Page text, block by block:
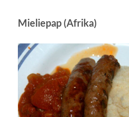
Mieliepap (Afrika)